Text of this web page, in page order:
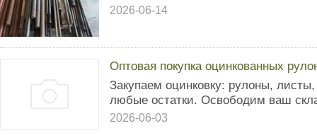
2026-06-14
Оптовая покупка оцинкованных
Закупаем оцинковку: рулоны,
любые остатки. Освободим ваш
2026-06-03